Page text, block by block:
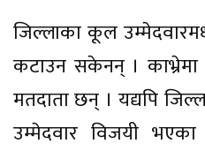
जिल्लाका कूल
कटाउन सकेनन् ।
मतदाता छन् । यद्यपि
उम्मेदवार विजयी